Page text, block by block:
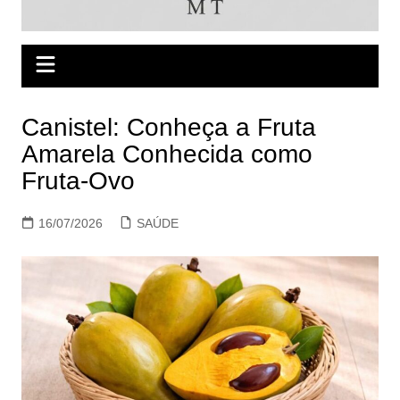
Canistel: Conheça a Fruta
Amarela Conhecida como
Fruta-Ovo
16/07/2026 SAÚDE